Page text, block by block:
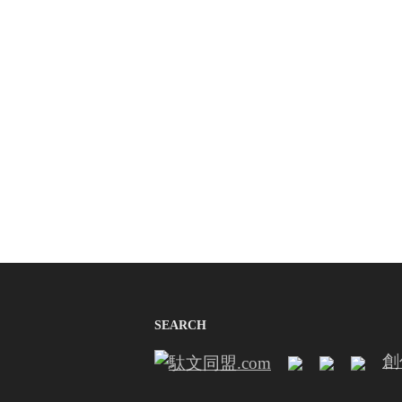
SEARCH